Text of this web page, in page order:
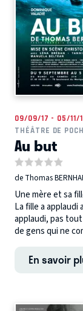
09/09/17 - 05/11/
THÉÂTRE DE
Au but
de Thomas
Une mère et sa
La fille a applaudi
applaudi, pas
de gens qui ne
En savoir